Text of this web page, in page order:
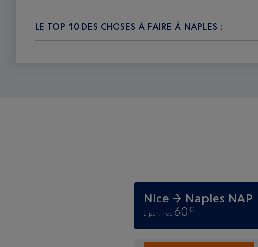
LE TOP 10 DES CHOSES À FAIRE À NAPLES :
Nice → Naples NAP
à partir de 60€